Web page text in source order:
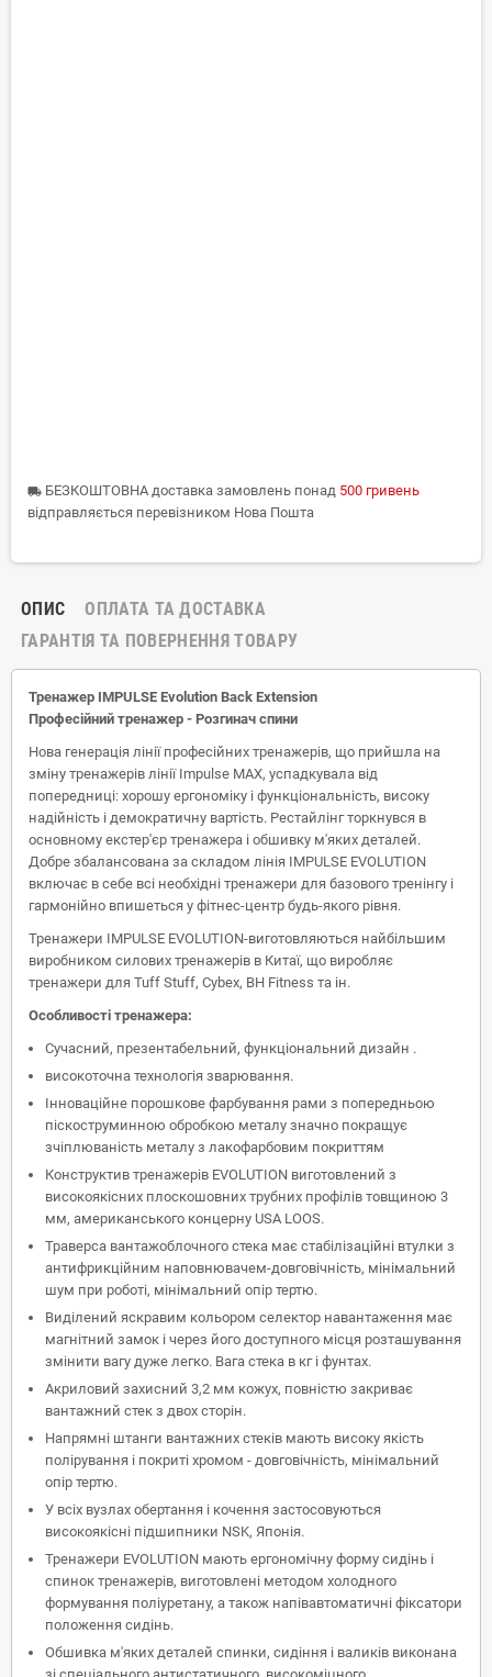
local_shipping БЕЗКОШТОВНА доставка замовлень понад 500 гривень
відправляється перевізником Нова Пошта
ОПИС
ОПЛАТА ТА ДОСТАВКА
ГАРАНТІЯ ТА ПОВЕРНЕННЯ ТОВАРУ
Тренажер IMPULSE Evolution Back Extension
Професійний тренажер - Розгинач спини
Нова генерація лінії професійних тренажерів, що прийшла на
зміну тренажерів лінії Impulse MAX, успадкувала від
попередниці: хорошу ергономіку і функціональність, високу
надійність і демократичну вартість. Рестайлінг торкнувся в
основному екстер'єр тренажера і обшивку м'яких деталей.
Добре збалансована за складом лінія IMPULSE EVOLUTION
включає в себе всі необхідні тренажери для базового тренінгу і
гармонійно впишеться у фітнес-центр будь-якого рівня.
Тренажери IMPULSE EVOLUTION-виготовляються найбільшим
виробником силових тренажерів в Китаї, що виробляє
тренажери для Tuff Stuff, Cybex, BH Fitness та ін.
Особливості тренажера:
Сучасний, презентабельний, функціональний дизайн .
високоточна технологія зварювання.
Інноваційне порошкове фарбування рами з попередньою
піскоструминною обробкою металу значно покращує
зчіплюваність металу з лакофарбовим покриттям
Конструктив тренажерів EVOLUTION виготовлений з
високоякісних плоскошовних трубних профілів товщиною 3
мм, американського концерну USA LOOS.
Траверса вантажоблочного стека має стабілізаційні втулки з
антифрикційним наповнювачем-довговічність, мінімальний
шум при роботі, мінімальний опір тертю.
Виділений яскравим кольором селектор навантаження має
магнітний замок і через його доступного місця розташування
змінити вагу дуже легко. Вага стека в кг і фунтах.
Акриловий захисний 3,2 мм кожух, повністю закриває
вантажний стек з двох сторін.
Напрямні штанги вантажних стеків мають високу якість
полірування і покриті хромом - довговічність, мінімальний
опір тертю.
У всіх вузлах обертання і кочення застосовуються
високоякісні підшипники NSK, Японія.
Тренажери EVOLUTION мають ергономічну форму сидінь і
спинок тренажерів, виготовлені методом холодного
формування поліуретану, а також напівавтоматичні фіксатори
положення сидінь.
Обшивка м'яких деталей спинки, сидіння і валиків виконана